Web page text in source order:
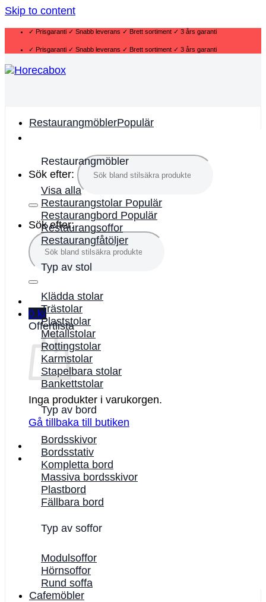
Skip to content
✓ Prisgaranti ✓ Snabb leverans ✓ Brett sortiment ✓ 3 års garanti
✓ Prisgaranti ✓ Snabb leverans ✓ Brett sortiment ✓ 3 års garanti
Sök efter:
Sök efter:
0 kr
Offertlista
Inga produkter i varukorgen.
Gå tillbaka till butiken
Restaurangmöbler
Restaurangmöbler
Visa alla
Restaurangstolar
Restaurangbord
Restaurangsoffor
Restaurangfåtöljer
Typ av stol
Klädda stolar
Trästolar
Plaststolar
Metallstolar
Rottingstolar
Karmstolar
Stapelbara stolar
Bankettstolar
Typ av bord
Bordsskivor
Bordsstativ
Kompletta bord
Massiva bordsskivor
Plastbord
Fällbara bord
Typ av soffor
Modulsoffor
Hörnsoffor
Rund soffa
Cafemöbler